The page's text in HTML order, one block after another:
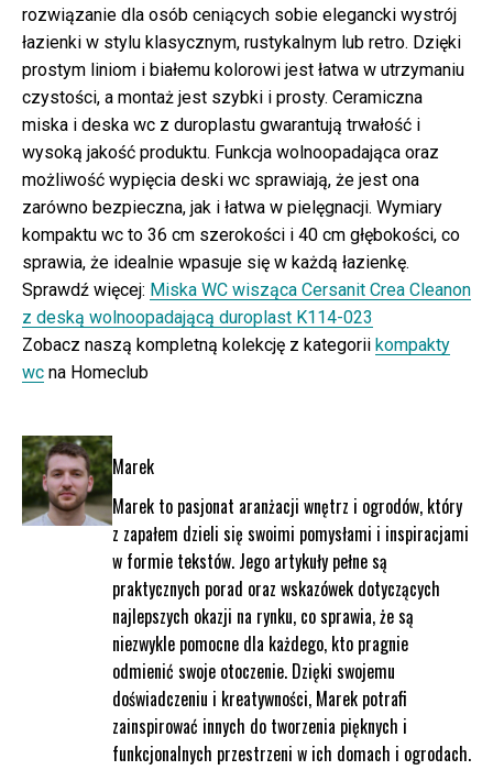
rozwiązanie dla osób ceniących sobie elegancki wystrój
łazienki w stylu klasycznym, rustykalnym lub retro. Dzięki
prostym liniom i białemu kolorowi jest łatwa w utrzymaniu
czystości, a montaż jest szybki i prosty. Ceramiczna
miska i deska wc z duroplastu gwarantują trwałość i
wysoką jakość produktu. Funkcja wolnoopadająca oraz
możliwość wypięcia deski wc sprawiają, że jest ona
zarówno bezpieczna, jak i łatwa w pielęgnacji. Wymiary
kompaktu wc to 36 cm szerokości i 40 cm głębokości, co
sprawia, że idealnie wpasuje się w każdą łazienkę.
Sprawdź więcej: Miska WC wisząca Cersanit Crea Cleanon
z deską wolnoopadającą duroplast K114-023
Zobacz naszą kompletną kolekcję z kategorii kompakty
wc na Homeclub
Marek
Marek to pasjonat aranżacji wnętrz i ogrodów, który
z zapałem dzieli się swoimi pomysłami i inspiracjami
w formie tekstów. Jego artykuły pełne są
praktycznych porad oraz wskazówek dotyczących
najlepszych okazji na rynku, co sprawia, że są
niezwykle pomocne dla każdego, kto pragnie
odmienić swoje otoczenie. Dzięki swojemu
doświadczeniu i kreatywności, Marek potrafi
zainspirować innych do tworzenia pięknych i
funkcjonalnych przestrzeni w ich domach i ogrodach.